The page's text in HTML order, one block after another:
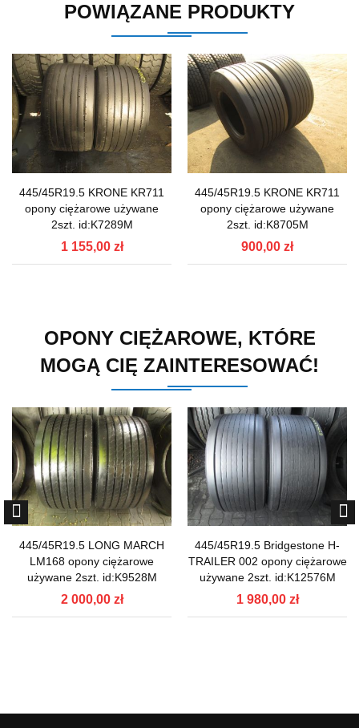
POWIĄZANE PRODUKTY
445/45R19.5 KRONE KR711
opony ciężarowe używane
2szt. id:K7289M
1 155,00 zł
445/45R19.5 KRONE KR711
opony ciężarowe używane
2szt. id:K8705M
900,00 zł
OPONY CIĘŻAROWE, KTÓRE
MOGĄ CIĘ ZAINTERESOWAĆ!
445/45R19.5 LONG MARCH
LM168 opony ciężarowe
używane 2szt. id:K9528M
2 000,00 zł
445/45R19.5 Bridgestone H-
TRAILER 002 opony ciężarowe
używane 2szt. id:K12576M
1 980,00 zł